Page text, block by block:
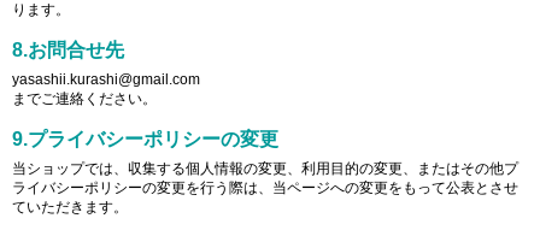
ります。
8.お問合せ先
yasashii.kurashi@gmail.com
までご連絡ください。
9.プライバシーポリシーの変更
当ショップでは、収集する個人情報の変更、利用目的の変更、またはその他プ
ライバシーポリシーの変更を行う際は、当ページへの変更をもって公表とさせ
ていただきます。